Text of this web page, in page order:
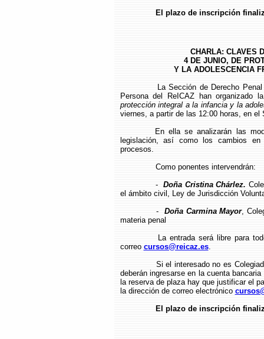
El plazo de inscripción
CHARLA: CLAVES
4 DE JUNIO, DE
Y LA ADOLESCENCIA
La Sección de Derecho
Persona del ReICAZ han organizado
protección integral a la infancia y la
viernes, a partir de las 12:00 horas, en el
En ella se analizarán las
legislación, así como los cambios
procesos.
Como ponentes intervendrán:
-Doña Cristina Chárlez.
el ámbito civil, Ley de Jurisdicción
- Doña Carmina Mayor,
materia penal
La entrada será libre para
correo cursos@reicaz.es.
Si el interesado no es
deberán ingresarse en la cuenta
la reserva de plaza hay que justificar el
la dirección de correo electrónico
El plazo de inscripción